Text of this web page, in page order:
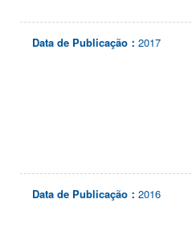
Data de Publicação： 2017
Data de Publicação： 2016